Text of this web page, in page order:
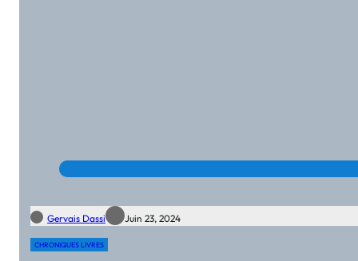
Gervais Dassi Juin 23, 2024
CHRONIQUES LIVRES